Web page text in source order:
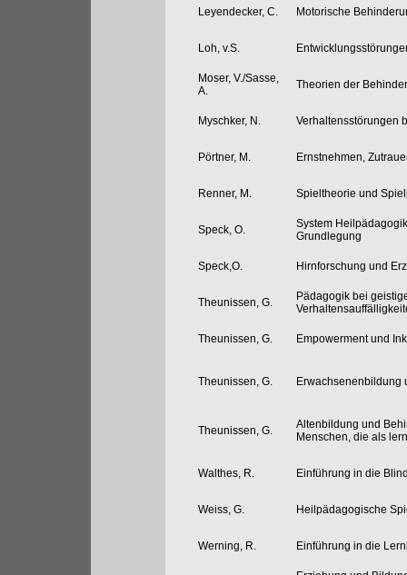
Leyendecker, C. Motorische
Loh, v.S.
Moser, V./Sasse,
A.
Theorien der
Myschker, N. Verhaltensstörungen
Pörtner, M. Ernstnehmen,
Renner, M. Spieltheorie und
Speck, O.
System
Grundlegung
Speck,O. Hirnforschung und
Theunissen, G.
Pädagogik bei
Theunissen, G. Empowerment und
Theunissen, G. Erwachsenenbildung
Theunissen, G.
Altenbildung und
Menschen, die als
Walthes, R. Einführung in die
Weiss, G. Heilpädagogische
Werning, R. Einführung in die